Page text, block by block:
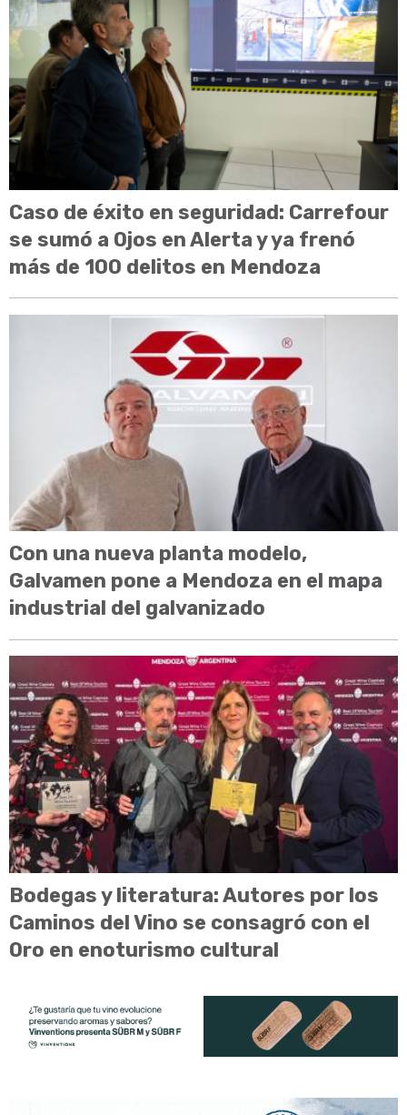
Caso de éxito en seguridad: Carrefour
se sumó a Ojos en Alerta y ya frenó
más de 100 delitos en Mendoza
Con una nueva planta modelo,
Galvamen pone a Mendoza en el mapa
industrial del galvanizado
Bodegas y literatura: Autores por los
Caminos del Vino se consagró con el
Oro en enoturismo cultural